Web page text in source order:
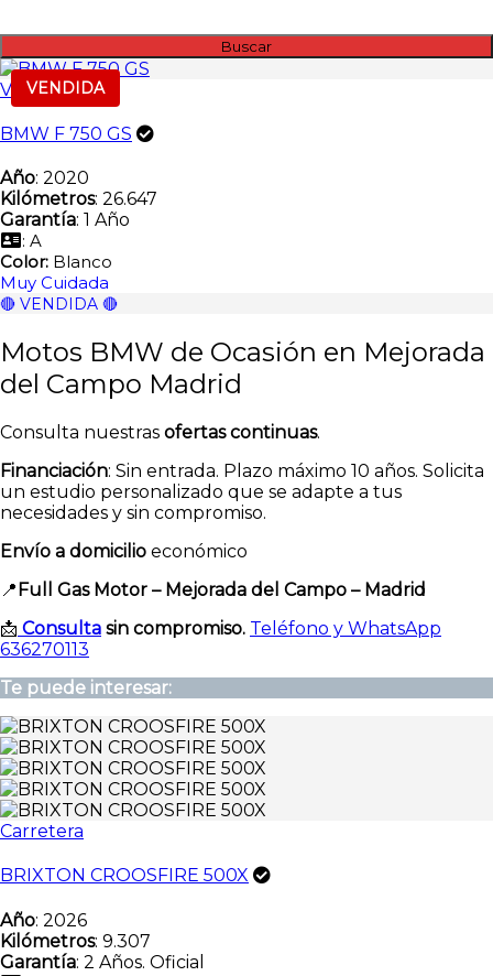
Buscar
VENDIDA
Vendida
BMW F 750 GS
Año: 2020
Kilómetros: 26.647
Garantía: 1 Año
: A
Color: Blanco
Muy Cuidada
🔴 VENDIDA 🔴
Motos BMW de Ocasión en Mejorada
del Campo Madrid
Consulta nuestras ofertas continuas.
Financiación: Sin entrada. Plazo máximo 10 años. Solicita
un estudio personalizado que se adapte a tus
necesidades y sin compromiso.
Envío a domicilio económico
📍 Full Gas Motor – Mejorada del Campo – Madrid
📩 Consulta sin compromiso. Teléfono y WhatsApp
636270113
Te puede interesar:
Carretera
BRIXTON CROOSFIRE 500X
Año: 2026
Kilómetros: 9.307
Garantía: 2 Años. Oficial